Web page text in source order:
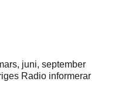
juni, september
Radio informerar